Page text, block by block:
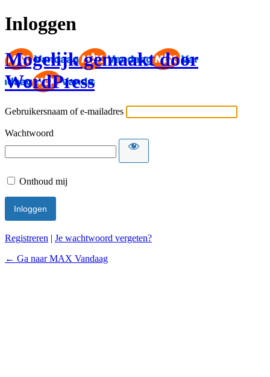
Inloggen
Mogelijk gemaakt door
WordPress
Gebruikersnaam of e-mailadres
Wachtwoord
Onthoud mij
Registreren | Je wachtwoord vergeten?
← Ga naar MAX Vandaag